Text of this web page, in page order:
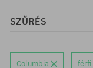
SZŰRÉS
Columbia férfi